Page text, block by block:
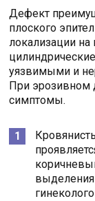
Дефект
плоского
локализации
уязвимыми и
При
симптомы.
выделения